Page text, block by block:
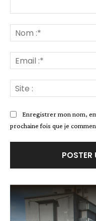
Enregistrer mon nom,
prochaine fois que je